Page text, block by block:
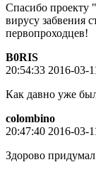
Спасибо проекту
вирусу забвения
первопроходцев!
B0RIS
20:54:33 2016-03-
Как давно уже
colombino
20:47:40 2016-03-
Здорово придумал